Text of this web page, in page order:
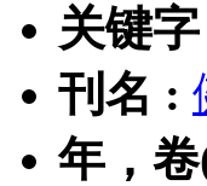
关键
刊名 :
年，